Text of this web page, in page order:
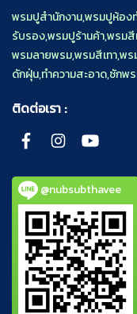
พรมปูสำนักงาน,พรมปูห้อง
รับรอง,พรมปูร้านค้า,พรมสี
พรมลายพรม,พรมสีเทา,พร
ดักฝุ่น,ทำความสะอาด,ซักพ
ติดต่อเรา :
@nubsubthavee